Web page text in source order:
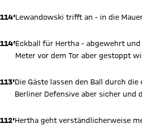
114'Lewandowski trifft an - in die
114'Eckball für Hertha - abgewehrt
Meter vor dem Tor aber gestoppt
113'Die Gäste lassen den Ball durch
Berliner Defensive aber sicher und
112'Hertha geht verständlicherweise